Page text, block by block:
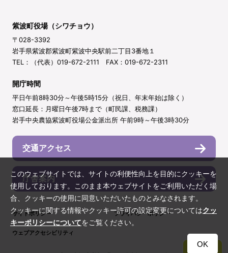
紫波町役場（シワチョウ）
〒028-3392
岩手県紫波郡紫波町紫波中央駅前二丁目3番地１
TEL：（代表）019-672-2111 FAX：019-672-2311
開庁時間
平日午前8時30分～午後5時15分（祝日、年末年始は除く）
窓口延長：月曜日午後7時まで（町民課、税務課）
岩手中央農協紫波町役場公金派出所 午前9時～午後3時30分
交通アクセス
庁舎案内
サイトポリシー プライバシーポリシー
ウェブアクセシビリティ
TOP
このウェブサイトでは、サイトの利便性向上を目的にクッキーを
使用しております。このまま本ウェブサイトをご利用いただく場
合、クッキーの使用に同意いただいたものとみなされます。
クッキーに関する情報やクッキー許可の設定変更についてはクッ
キーポリシーについてをご覧ください。
OK